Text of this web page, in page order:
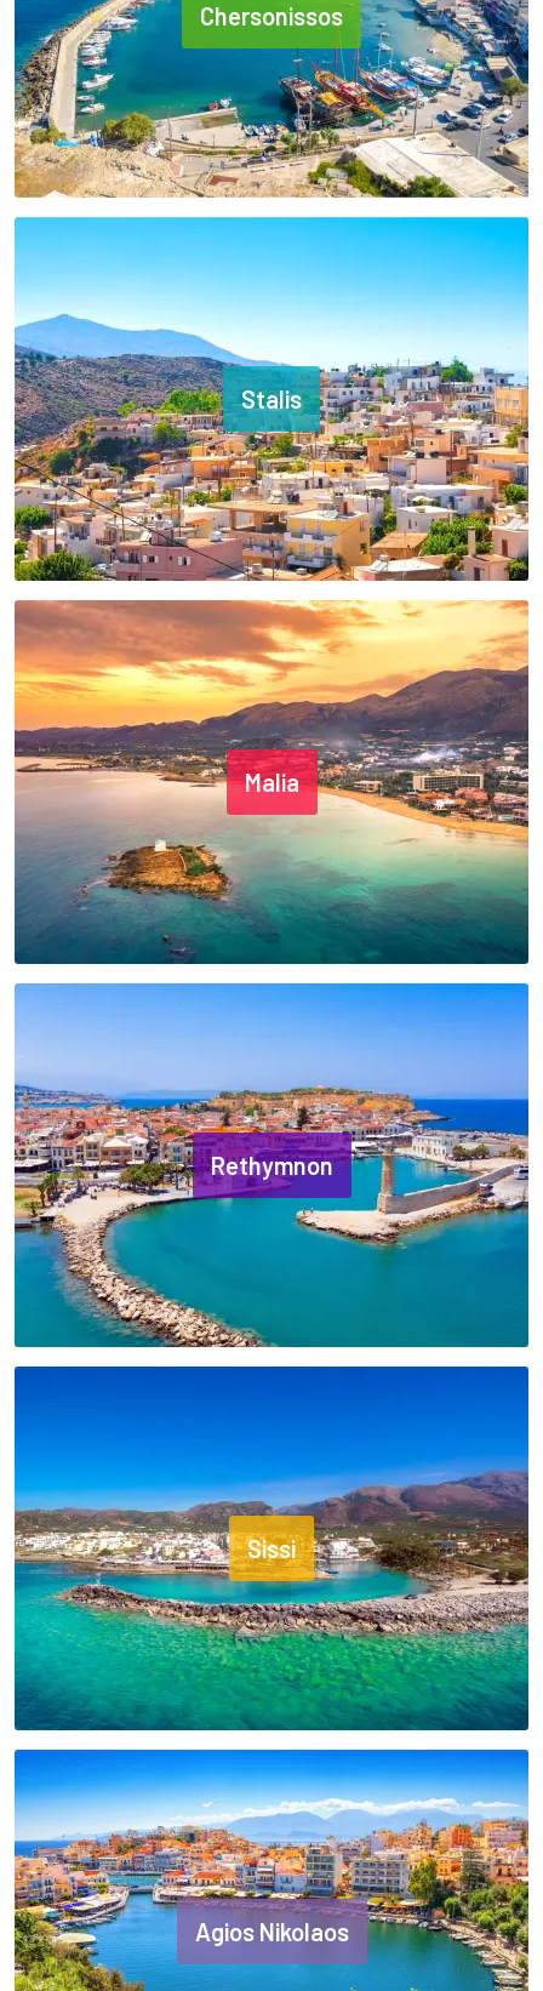
Chersonissos
Stalis
Malia
Rethymnon
Sissi
Agios Nikolaos